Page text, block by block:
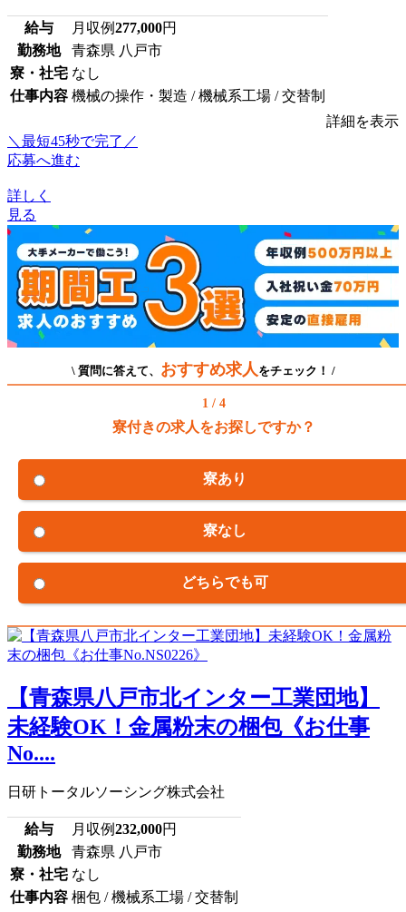
給与 月収例277,000円
勤務地
青森県 八戸市
寮・社宅 なし
仕事内容 機械の操作・製造 / 機械系工場 / 交替制
詳細を表示
＼最短45秒で完了／
応募へ進む
詳しく
見る
\ 質問に答えて、 おすすめ求人 をチェック！ /
1 / 4
寮付きの求人をお探しですか？
寮あり
寮なし
どちらでも可
【青森県八戸市北インター工業団地】
未経験OK！金属粉末の梱包《お仕事
No....
日研トータルソーシング株式会社
給与 月収例232,000円
勤務地
青森県 八戸市
寮・社宅 なし
仕事内容 梱包 / 機械系工場 / 交替制